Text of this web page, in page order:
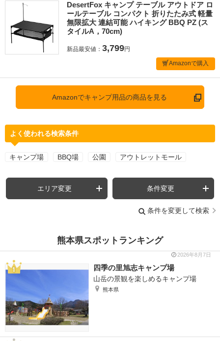
DesertFox キャンプ テーブル アウトドア ロ
ールテーブル コンパクト 折りたたみ式 軽量
無限拡大 連結可能 ハイキング BBQ PZ (ス
タイルA，70cm)
新品最安値： 3,799円
Amazonで購入
Amazonでキャンプ用品の商品を見る
よく使われる検索条件
キャンプ場 BBQ場 公園 アウトレットモール
エリア変更 条件変更
条件を変更して検索
熊本県スポットランキング
2026年8月7日
四季の里旭志キャンプ場
山岳の景観を楽しめるキャンプ場
熊本県